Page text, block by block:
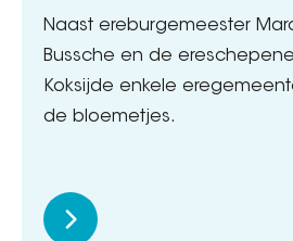
Naast ereburgemeester
Bussche en de
Koksijde enkele
de bloemetjes.